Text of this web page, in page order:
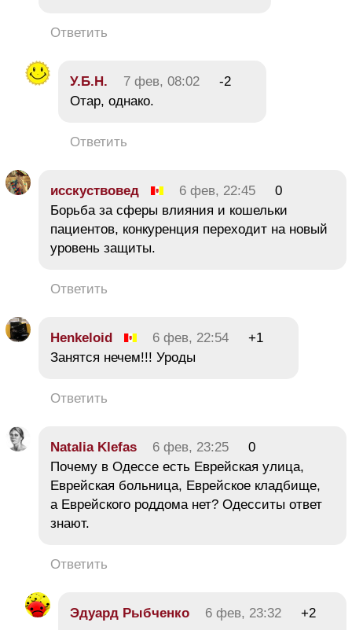
Ответить
У.Б.Н. 7 фев, 08:02
-2
Отар, однако.
Ответить
исскуствовед 6 фев, 22:45
0
Борьба за сферы влияния и кошельки
пациентов, конкуренция переходит на новый
уровень защиты.
Ответить
Henkeloid 6 фев, 22:54
+1
Занятся нечем!!! Уроды
Ответить
Natalia Klefas 6 фев, 23:25
0
Почему в Одессе есть Еврейская улица,
Еврейская больница, Еврейское кладбище,
а Еврейского роддома нет? Одесситы ответ
знают.
Ответить
Эдуард Рыбченко 6 фев, 23:32 +2